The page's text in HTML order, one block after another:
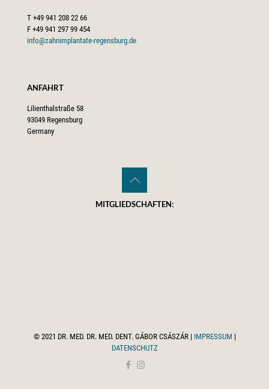
T +49 941 208 22 66
F +49 941 297 99 454
info@zahnimplantate-regensburg.de
ANFAHRT
Lilienthalstraße 58
93049 Regensburg
Germany
MITGLIEDSCHAFTEN:
© 2021 DR. MED. DR. MED. DENT. GÁBOR CSÁSZÁR | IMPRESSUM |
DATENSCHUTZ